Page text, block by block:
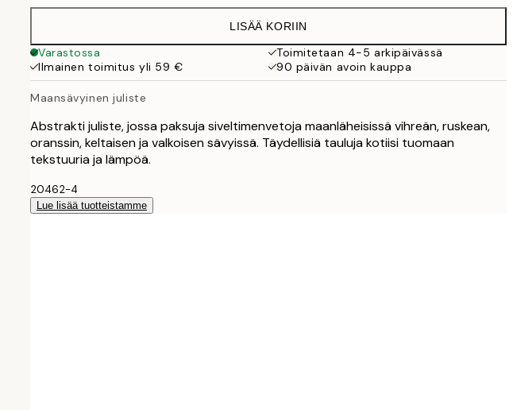
50x50 cm
70x100 cm
100x150 cm
LISÄÄ KORIIN
Varastossa
Toimitetaan 4-5 arkipäivässä
Ilmainen toimitus yli 59 €
90 päivän avoin kauppa
Maansävyinen juliste
Abstrakti juliste, jossa paksuja siveltimenvetoja maanläheisissä vihreän, ruskean,
oranssin, keltaisen ja valkoisen sävyissä. Täydellisiä tauluja kotiisi tuomaan
tekstuuria ja lämpöä.
20462-4
Lue lisää tuotteistamme